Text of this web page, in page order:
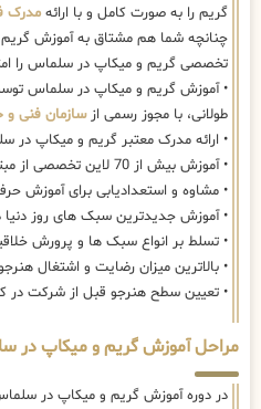
گریم را به صورت کامل و با ارائه مدرک
چنانچه شما هم مشتاق به آموزش
تخصصی گریم و میکاپ در سلماس را
• آموزش گریم و میکاپ در سلماس
طولانی، با مجوز رسمی ازسازمان فنی و
• ارائه مدرک معتبر گریم و میکاپ
• آموزش بیش از 70 لاین تخصصی از مبتدی تا فوق پیشرفته
• مشاوه و استعدادیابی برای آموزش
• آموزش جدیدترین سبک های روز دنیا
• تسلط بر انواع سبک ها و پرورش
• بالاترین میزان رضایت و اشتغال
• تعیین سطح هنرجو قبل از شرکت
مراحل آموزش گریم و میکاپ در
در دوره آموزش گریم و میکاپ در